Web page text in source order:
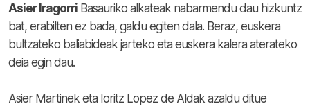
Asier Iragorri Basauriko alkateak nabarmendu dau hizkuntz
bat, erabilten ez bada, galdu egiten dala. Beraz, euskera
bultzateko baliabideak jarteko eta euskera kalera aterateko
deia egin dau.
Asier Martinek eta Ioritz Lopez de Aldak azaldu ditue